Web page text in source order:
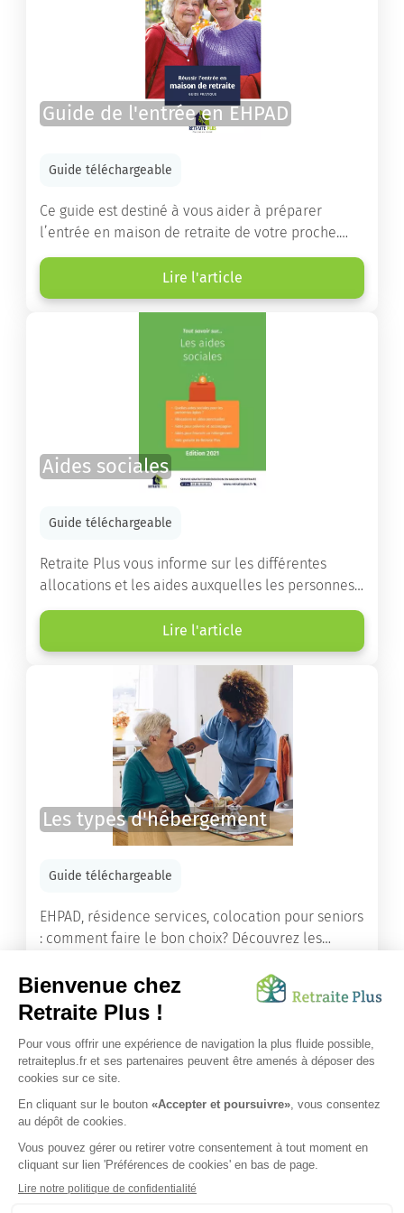
Guide de l'entrée en EHPAD
Guide téléchargeable
Ce guide est destiné à vous aider à préparer
l’entrée en maison de retraite de votre proche.
Vous y trouverez un panorama des différents types
d’établissements ainsi que des conseils pratiques
destinés à orienter les familles et à leur faciliter
Lire l'article
Aides sociales
Guide téléchargeable
Retraite Plus vous informe sur les différentes
allocations et les aides auxquelles les personnes
âgées ont droit pour financer un séjour en maison
de retraite ou un maintien à domicile.
Lire l'article
Les types d'hébergement
Guide téléchargeable
EHPAD, résidence services, colocation pour seniors
: comment faire le bon choix? Découvrez les
ainés.
Lire l'article
Vous avez besoin d’une aide de nos équipes ?
Obtenir les tarifs & disponibilités